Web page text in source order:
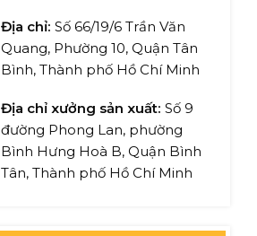
Địa chỉ: Số 66/19/6 Trần Văn
Quang, Phường 10, Quận Tân
Bình, Thành phố Hồ Chí Minh
Địa chỉ xưởng sản xuất: Số 9
đường Phong Lan, phường
Bình Hưng Hoà B, Quận Bình
Tân, Thành phố Hồ Chí Minh